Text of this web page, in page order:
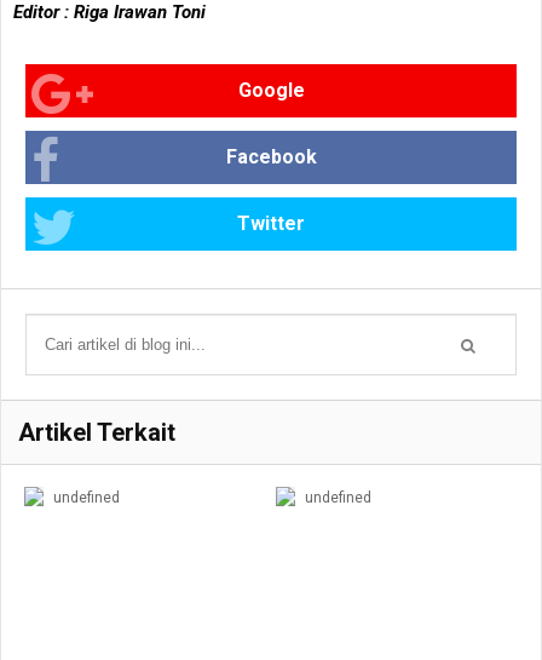
Editor : Riga Irawan Toni
Google
Facebook
Twitter
Artikel Terkait
undefined undefined